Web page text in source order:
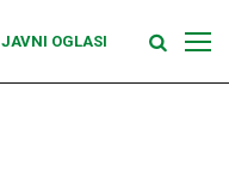
JAVNI OGLASI